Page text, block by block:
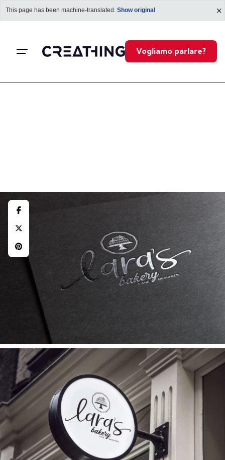
This page has been machine-translated. Show original
Vogliamo parlare?